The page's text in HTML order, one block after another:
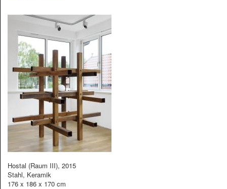
Hostal (Raum III), 2015
Stahl, Keramik
176 x 186 x 170 cm